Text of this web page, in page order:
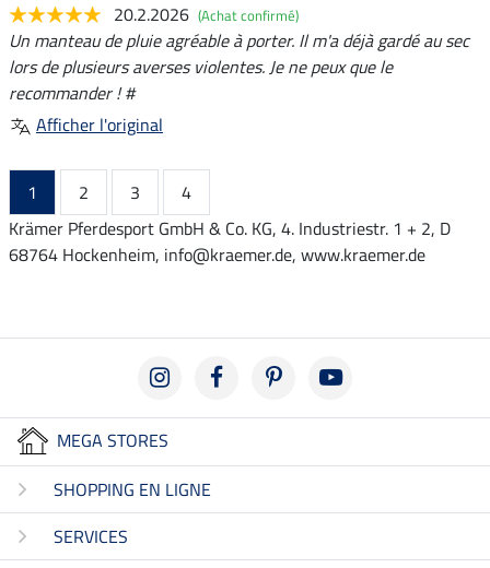
20.2.2026 (Achat confirmé)
Un manteau de pluie agréable à porter. Il m'a déjà gardé au sec
lors de plusieurs averses violentes. Je ne peux que le
recommander ! #
Afficher l'original
1 2 3
4
Krämer Pferdesport GmbH & Co. KG, 4. Industriestr. 1 + 2, D
68764 Hockenheim, info@kraemer.de, www.kraemer.de
MEGA STORES
SHOPPING EN LIGNE
SERVICES